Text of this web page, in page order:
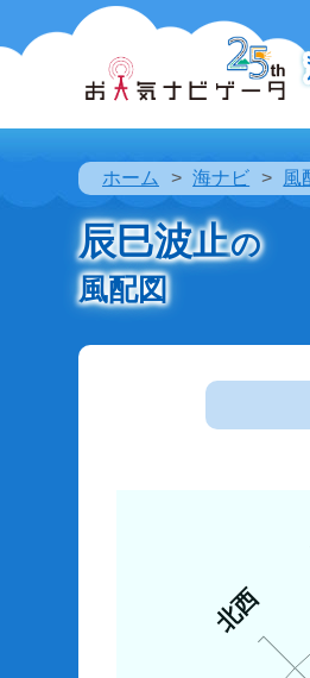
ホーム 海ナビ 風
辰巳波止の
風配図
北西